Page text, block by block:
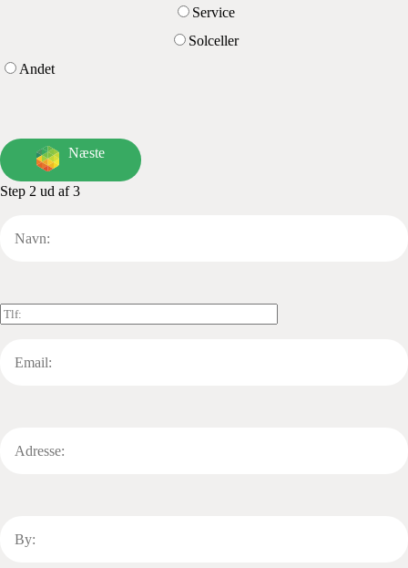
Service
Solceller
Andet
Næste
Step 2 ud af 3